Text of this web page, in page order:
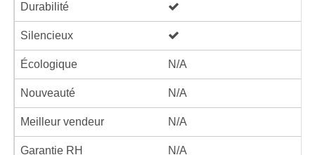
Durabilité
Silencieux
Écologique N/A
Nouveauté N/A
Meilleur vendeur N/A
Garantie RH N/A